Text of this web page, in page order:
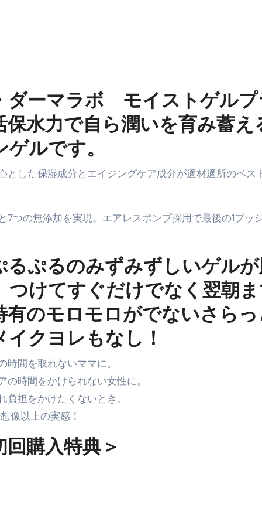
るの？①【30秒でわかる効果まとめ】#アーモンド #ダイ
ダイエットにとても重要な女性ホルモンと男性ホルモン
っても返金されません
ドメイン特集- ビジネスの信用を築く――そのすべての起点
全攻略ガイド 今こそ買い時！ゲーミングPC・高性能BTO
る時代へ Pebblebee × iMazing で完成する「究極のスマホ
スマホ代。 BB.exciteモバイル「Fitプラン」完全ガイド
」に変わる30日間 ― 科学的メソッドで英語脳を作る完全
安1万円台＆ハワイ朝食付き割引まで網羅 ― “失敗せずに選
：国内航空券＋ホテルが“セット割”で最安級！ スカイマー
注目のドメインをご紹介
何をするサイトか”が一目で伝わ
？①【30秒でわかる効果まとめ】#梅干し #ダイエット #
なるの？②【30秒でわかる効果まとめ】#ダイエット #筋
？①【30秒でわかる効果まとめ】#バナナ #ダイエット #
まで。ムームードメインなら“全部まとめて”安心スタート
“着る布団”で肩・首・足元の冷えを根こそぎ防ぐ！素材
攻略”｜シンサレート・羽毛・人工羽毛・調温・吸湿発熱…
ダーマラボ モイストゲルプ
水力で自ら潤いを育み蓄え
ルです。
した保湿成分とエイジングケア成分が適材適所のベス
つの無添加を実現。エアレスポンプ採用で最後の1プッ
ぷるのみずみずしいゲル
つけてすぐだけでなく翌朝
のモロモロがでないさらっ
クヨレもなし！
時間を取れないママに。
の時間をかけられない女性に。
負担をかけたくないとき。
像以上の実感！
回購入特典＞